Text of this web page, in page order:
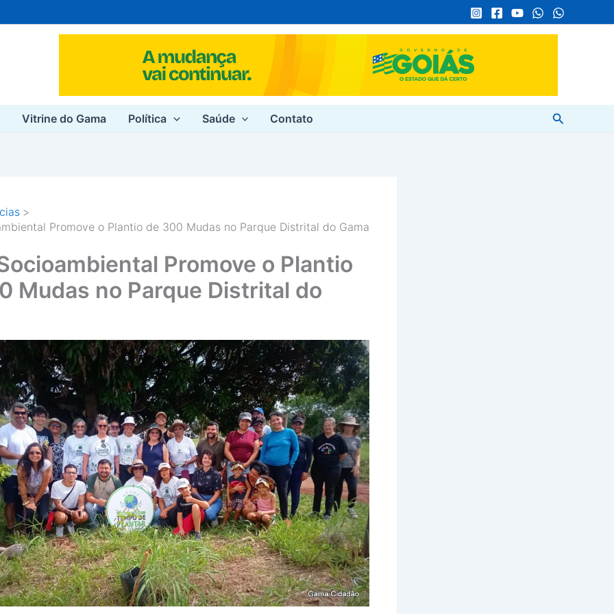
Vitrine do Gama Política Saúde Contato Pesquisar
Promove o Plantio de 300 Mudas no Parque Distrital do Gama
Promove o Plantio
Mudas no Parque Distrital do